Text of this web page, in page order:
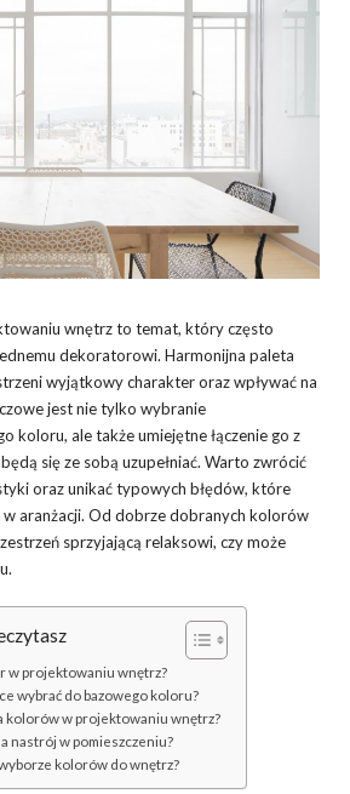
wnętrz to temat, który często
dekoratorowi. Harmonijna paleta
wyjątkowy charakter oraz wpływać na
jest nie tylko wybranie
koloru, ale także umiejętne łączenie go z
się ze sobą uzupełniać. Warto zwrócić
oraz unikać typowych błędów, które
aranżacji. Od dobrze dobranych kolorów
sprzyjającą relaksowi, czy może
w projektowaniu wnętrz?
wybrać do bazowego koloru?
kolorów w projektowaniu wnętrz?
nastrój w pomieszczeniu?
kolorów do wnętrz?